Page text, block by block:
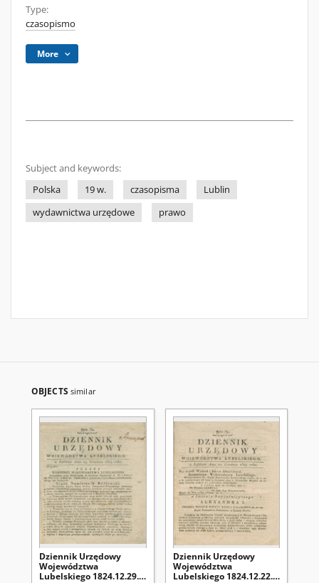
Type:
czasopismo
More
Subject and keywords:
Polska
19 w. czasopisma
Lublin
wydawnictwa urzędowe
prawo
OBJECTS similar
Dziennik Urzędowy
Województwa
Lubelskiego 1824.12.29.
Dziennik Urzędowy
Województwa
Lubelskiego 1824.12.22.